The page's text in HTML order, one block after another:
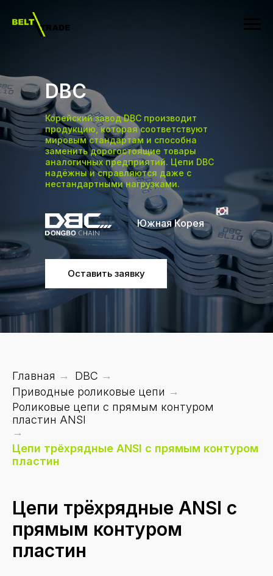
DBC
Корейский завод DBC производит
продукцию, которая соответствуют
мировым стандартам и способна
заменить дорогостоящие товары
аналогичных предприятий. Цепи DBC
надёжны и справляются даже с
нестандартными нагрузками.
Южная Корея
Оставить заявку
Главная → DBC →
Приводные роликовые цепи →
Роликовые цепи с прямым контуром
пластин ANSI
→
Цепи трёхрядные ANSI с прямым контуром
пластин
Цепи трёхрядные ANSI с
прямым контуром
пластин